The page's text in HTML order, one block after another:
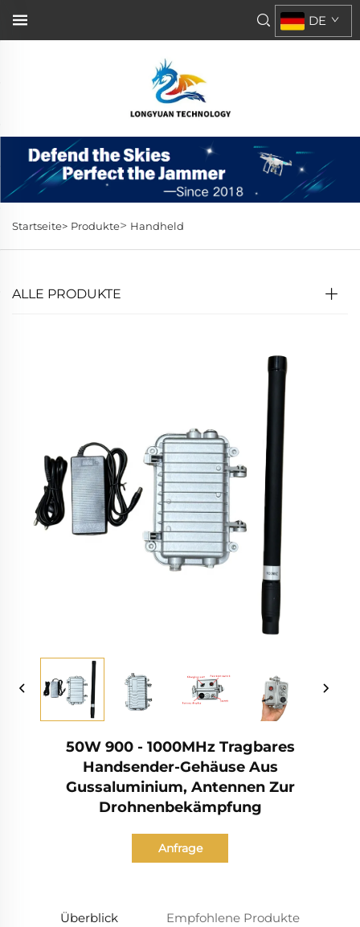
DE
Startseite> Produkte> Handheld
ALLE PRODUKTE
50W 900 - 1000MHz Tragbares
Handsender-Gehäuse Aus
Gussaluminium, Antennen Zur
Drohnenbekämpfung
Anfrage
Überblick Empfohlene Produkte